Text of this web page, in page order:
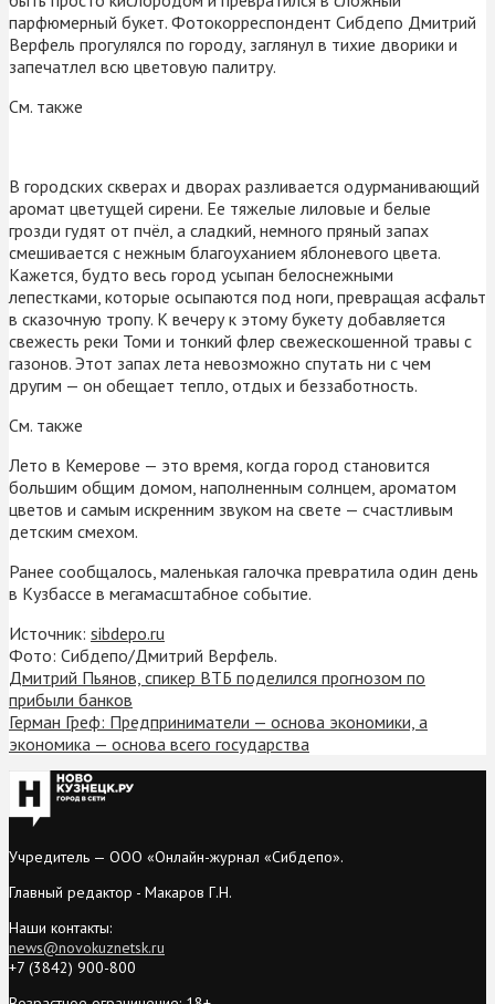
парфюмерный букет. Фотокорреспондент Сибдепо Дмитрий
Верфель прогулялся по городу, заглянул в тихие дворики и
запечатлел всю цветовую палитру.
См. также
В городских скверах и дворах разливается одурманивающий
аромат цветущей сирени. Ее тяжелые лиловые и белые
грозди гудят от пчёл, а сладкий, немного пряный запах
смешивается с нежным благоуханием яблоневого цвета.
Кажется, будто весь город усыпан белоснежными
лепестками, которые осыпаются под ноги, превращая асфальт
в сказочную тропу. К вечеру к этому букету добавляется
свежесть реки Томи и тонкий флер свежескошенной травы с
газонов. Этот запах лета невозможно спутать ни с чем
другим — он обещает тепло, отдых и беззаботность.
См. также
Лето в Кемерове — это время, когда город становится
большим общим домом, наполненным солнцем, ароматом
цветов и самым искренним звуком на свете — счастливым
детским смехом.
Ранее сообщалось, маленькая галочка превратила один день
в Кузбассе в мегамасштабное событие.
Источник: sibdepo.ru
Фото: Сибдепо/Дмитрий Верфель.
Дмитрий Пьянов, спикер ВТБ поделился прогнозом по
прибыли банков
Герман Греф: Предприниматели — основа экономики, а
экономика — основа всего государства
Учредитель — ООО «Онлайн-журнал «Сибдепо».
Главный редактор - Макаров Г.Н.
Наши контакты:
news@novokuznetsk.ru
+7 (3842) 900-800